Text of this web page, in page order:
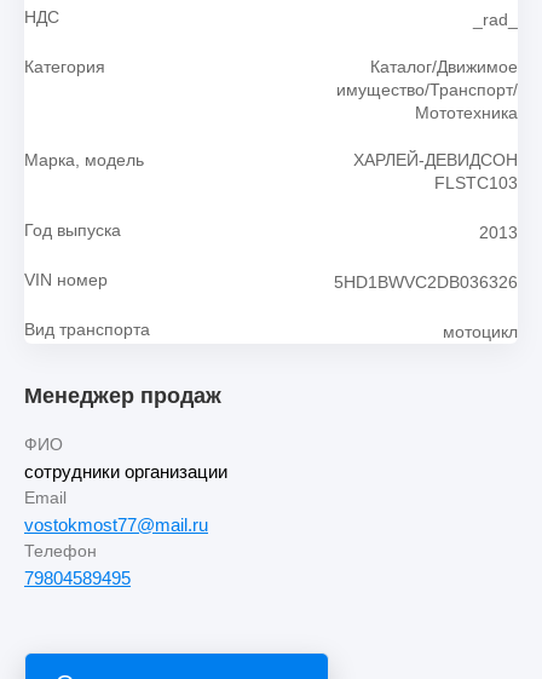
НДС _rad_
Категория
Каталог/Движимое
имущество/Транспорт/
Мототехника
Марка, модель
ХАРЛЕЙ-ДЕВИДСОН
FLSTC103
Год выпуска 2013
VIN номер 5HD1BWVC2DB036326
Вид транспорта мотоцикл
Менеджер продаж
ФИО
сотрудники организации
Email
vostokmost77@mail.ru
Телефон
79804589495